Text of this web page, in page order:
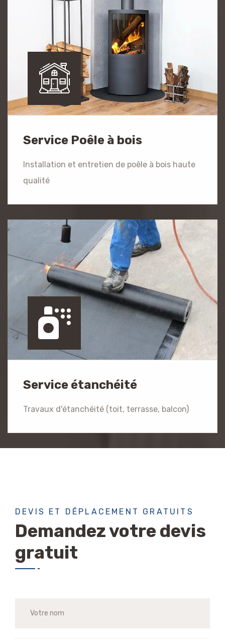
Service Poêle à bois
Installation et entretien de poêle à bois haute
qualité
Service étanchéité
Travaux d'étanchéité (toit, terrasse, balcon)
DEVIS ET DÉPLACEMENT GRATUITS
Demandez votre devis
gratuit